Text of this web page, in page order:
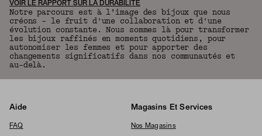
VOIR LE RAPPORT SUR LA DURABILITÉ
Notre parcours est à l’image des bijoux que nous
créons – le fruit d'une collaboration et d'une
évolution constante. Nous sommes là pour transformer
les bijoux raffinés en moments quotidiens, pour
autonomiser les femmes et pour apporter des
changements significatifs dans nos communautés et
au-delà.
Aide
FAQ
Magasins Et Services
Nos Magasins